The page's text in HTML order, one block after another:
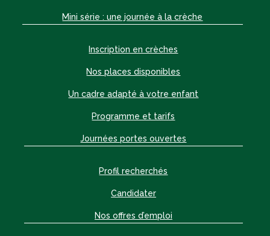
Mini série : une journée à la crèche
Inscription en crèches
Nos places disponibles
Un cadre adapté à votre enfant
Programme et tarifs
Journées portes ouvertes
Profil recherchés
Candidater
Nos offres d’emploi